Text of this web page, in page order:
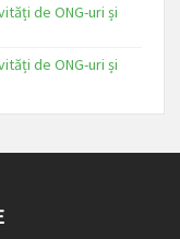
de ONG-uri și
de ONG-uri și